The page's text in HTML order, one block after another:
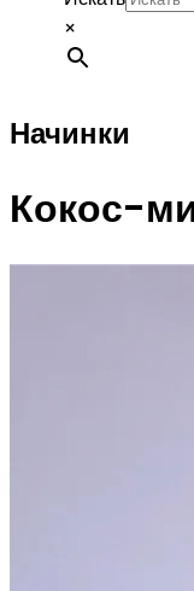
×
Начинки
Кокос-